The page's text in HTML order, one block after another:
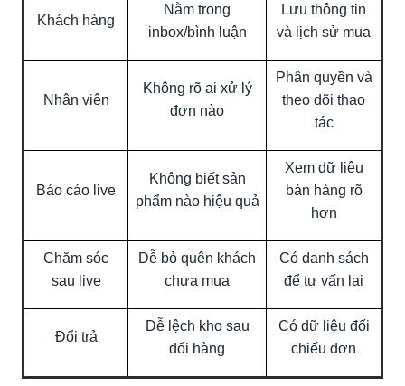
Khách hàng
Nằm trong
inbox/bình luận
Lưu thông tin
và lịch sử mua
Nhân viên
Không rõ ai xử lý
đơn nào
Phân quyền và
theo dõi thao
tác
Báo cáo live
Không biết sản
phẩm nào hiệu quả
Xem dữ liệu
bán hàng rõ
hơn
Chăm sóc
sau live
Dễ bỏ quên khách
chưa mua
Có danh sách
để tư vấn lại
Đổi trả
Dễ lệch kho sau
đổi hàng
Có dữ liệu đối
chiếu đơn